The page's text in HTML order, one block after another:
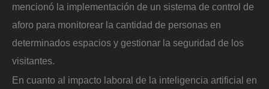
mencionó la implementación de un sistema de control de
aforo para monitorear la cantidad de personas en
determinados espacios y gestionar la seguridad de los
visitantes.
En cuanto al impacto laboral de la inteligencia artificial en